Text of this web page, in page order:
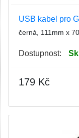
USB kabel pro
černá, 111mm x
Dostupnost:
179 Kč